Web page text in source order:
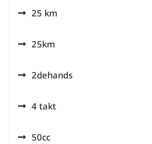
25 km
25km
2dehands
4 takt
50cc